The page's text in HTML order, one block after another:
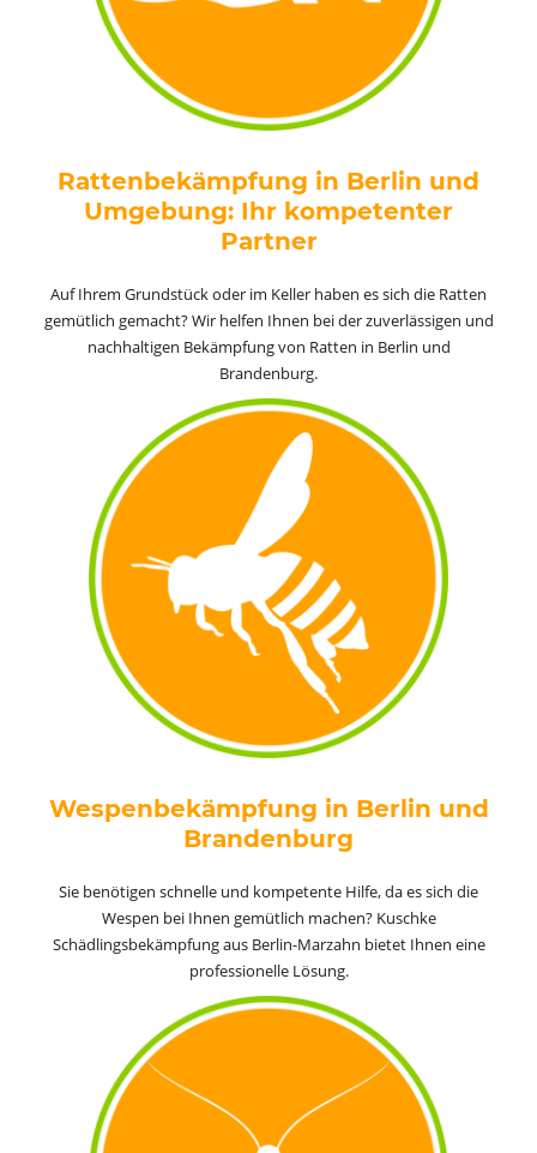
Rattenbekämpfung in Berlin und
Umgebung: Ihr kompetenter
Partner
Auf Ihrem Grundstück oder im Keller haben es sich die Ratten
gemütlich gemacht? Wir helfen Ihnen bei der zuverlässigen und
nachhaltigen Bekämpfung von Ratten in Berlin und
Brandenburg.
Wespenbekämpfung in Berlin und
Brandenburg
Sie benötigen schnelle und kompetente Hilfe, da es sich die
Wespen bei Ihnen gemütlich machen? Kuschke
Schädlingsbekämpfung aus Berlin-Marzahn bietet Ihnen eine
professionelle Lösung.